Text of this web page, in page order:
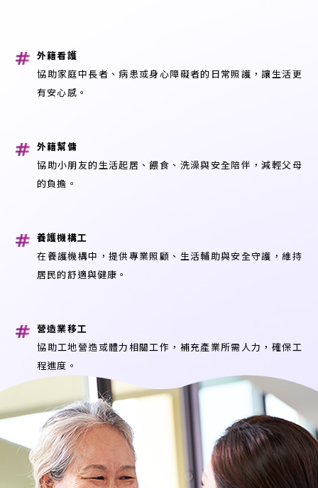
外籍看護
協助家庭中長者、病患或身心障礙者的日常照護，讓生活更
有安心感。
外籍幫傭
協助小朋友的生活起居、餵食、洗澡與安全陪伴，減輕父母
的負擔。
養護機構工
在養護機構中，提供專業照顧、生活輔助與安全守護，維持
居民的舒適與健康。
營造業移工
協助工地營造或體力相關工作，補充產業所需人力，確保工
程進度。